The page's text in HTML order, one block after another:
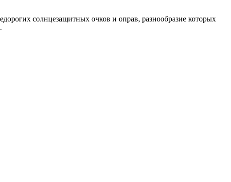
солнцезащитных очков и оправ, разнообразие которых